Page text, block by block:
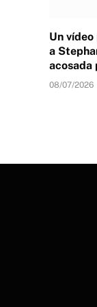
Un
a
acosada
08/07/2026